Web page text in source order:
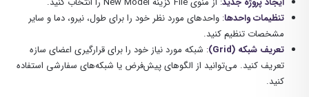
تنظیمات واحدها: واحدهای مورد نظر خود را برای طول، نیرو، دما و سایر
مشخصات تنظیم کنید.
تعریف شبکه (Grid)
: شبکه مورد نیاز خود را برای قرارگیری اعضای سازه
تعریف کنید. می‌توانید از الگوهای پیش‌فرض یا شبکه‌های سفارشی استفاده
کنید.